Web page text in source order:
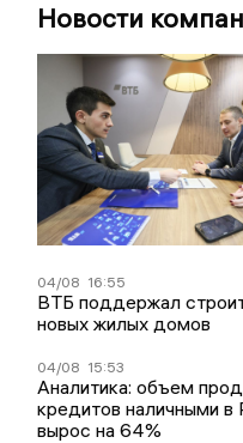
Новости
04/08 16:55
ВТБ поддержал
новых жилых домов
04/08 15:53
Аналитика: объем
кредитов наличными в
вырос на 64%